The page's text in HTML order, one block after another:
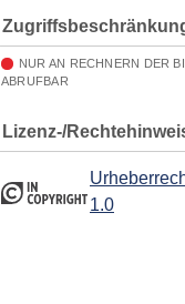
NUR AN RECHNERN DER
ABRUFBAR
Lizenz-/
1.0